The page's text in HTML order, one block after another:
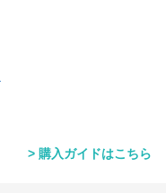
購入ガイドはこちら